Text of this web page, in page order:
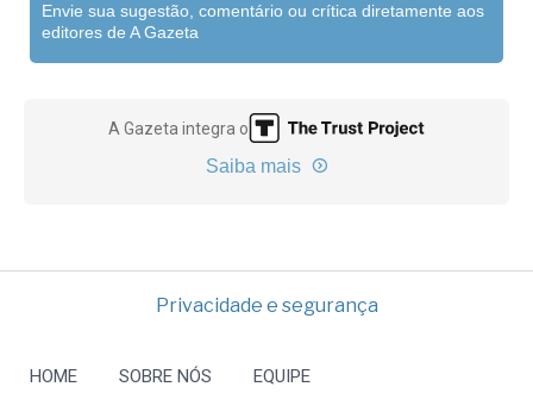
Envie sua sugestão, comentário ou crítica diretamente aos
editores de A Gazeta
A Gazeta integra o
Saiba mais
Privacidade e segurança
HOME SOBRE NÓS EQUIPE